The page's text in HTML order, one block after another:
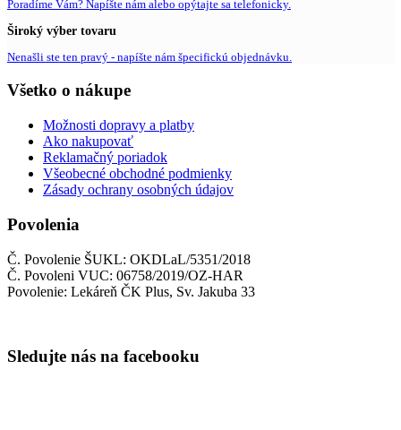
Poradíme Vám? Napíšte nám alebo opýtajte sa telefonicky.
Široký výber tovaru
Nenašli ste ten pravý - napíšte nám špecifickú objednávku.
Všetko o nákupe
Možnosti dopravy a platby
Ako nakupovať
Reklamačný poriadok
Všeobecné obchodné podmienky
Zásady ochrany osobných údajov
Povolenia
Č. Povolenie ŠUKL: OKDLaL/5351/2018
Č. Povoleni VUC: 06758/2019/OZ-HAR
Povolenie: Lekáreň ČK Plus, Sv. Jakuba 33
Sledujte nás na facebooku